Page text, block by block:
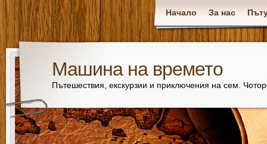
Начало За нас
Машина на времето
Пътешествия, екскурзии и приключения на сем.